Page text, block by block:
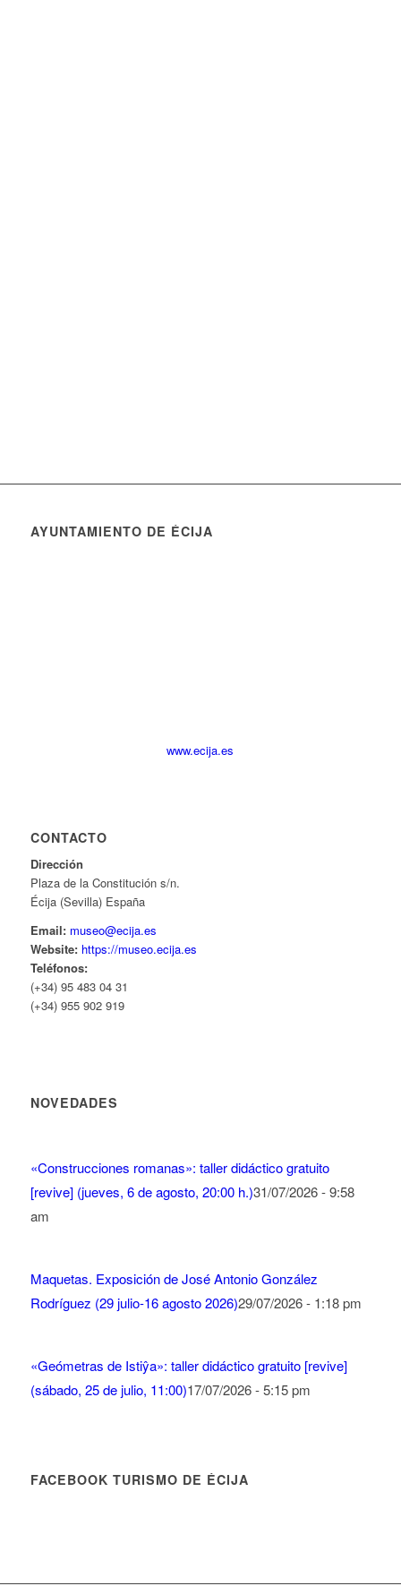
AYUNTAMIENTO DE ÉCIJA
www.ecija.es
CONTACTO
Dirección
Plaza de la Constitución s/n.
Écija (Sevilla) España
Email: museo@ecija.es
Website: https://museo.ecija.es
Teléfonos:
(+34) 95 483 04 31
(+34) 955 902 919
NOVEDADES
«Construcciones romanas»: taller didáctico gratuito
[revive] (jueves, 6 de agosto, 20:00 h.)31/07/2026 - 9:58
am
Maquetas. Exposición de José Antonio González
Rodríguez (29 julio-16 agosto 2026)29/07/2026 - 1:18 pm
«Geómetras de Istiŷa»: taller didáctico gratuito [revive]
(sábado, 25 de julio, 11:00)17/07/2026 - 5:15 pm
FACEBOOK TURISMO DE ÉCIJA